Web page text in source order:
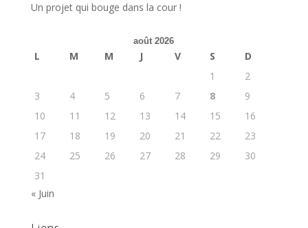
Un projet qui bouge dans la cour !
août 2026
L M M J V S
D
1
2
3
4 5 6 7 8
9
10
11 12 13 14 15
16
17
18 19 20 21 22
23
24
25 26 27 28 29
30
31
« Juin